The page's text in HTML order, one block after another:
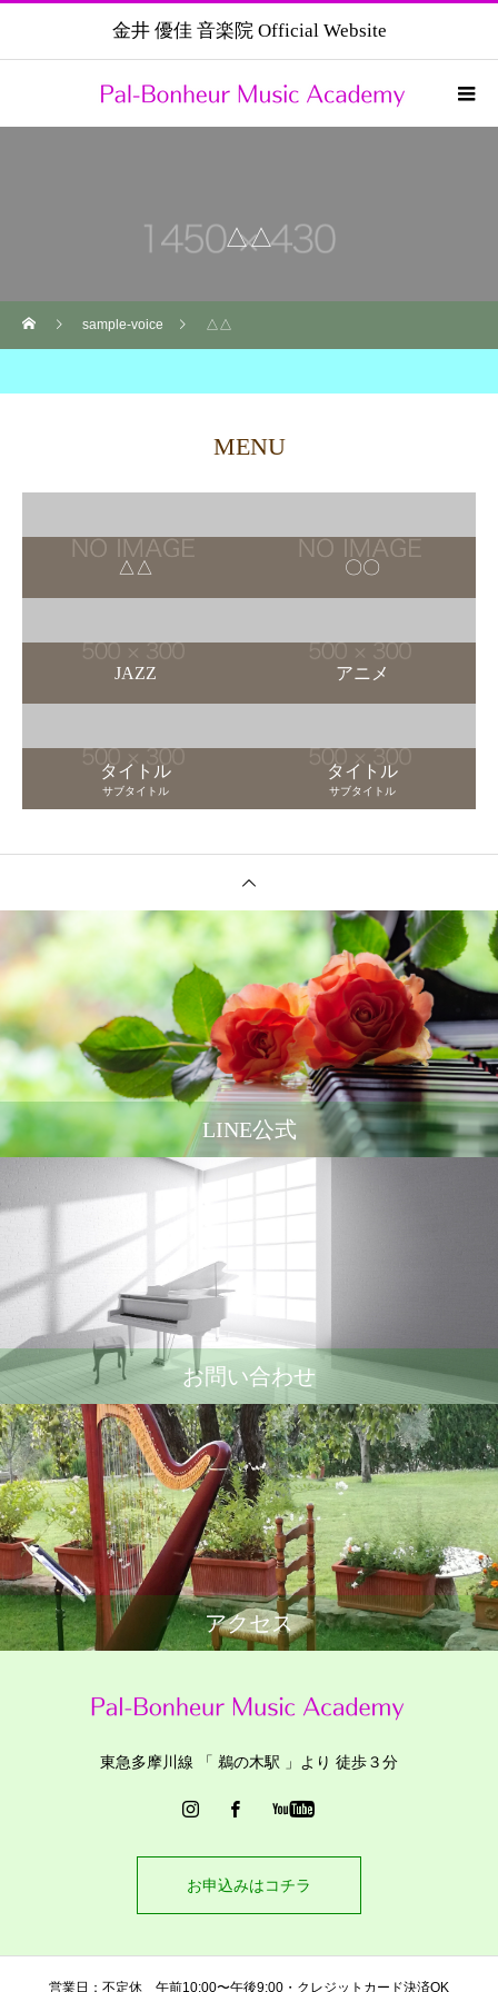
金井 優佳 音楽院 Official Website
△△
sample-voice △△
MENU
△△ 〇〇
JAZZ アニメ
タイトル
サブタイトル
タイトル
サブタイトル
LINE公式
お問い合わせ
アクセス
東急多摩川線 「 鵜の木駅 」より 徒歩３分
お申込みはコチラ
営業日：不定休 午前10:00〜午後9:00・クレジットカード決済OK